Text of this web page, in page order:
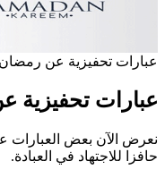
عبارات تحفيزية عن رمضان
عبارات تحفيزية
نعرض الآن بعض العبارات
حافزا للاجتهاد في العبادة.